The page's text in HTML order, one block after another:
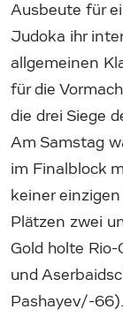
Ausbeute für
Judoka ihr
allgemeinen
für die
die drei Siege
Am Samstag
im Finalblock
keiner
Plätzen zwei
Gold holte
und
Pashayev/-